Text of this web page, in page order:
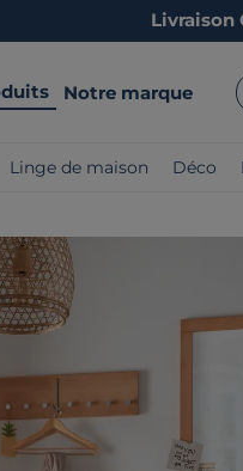
Livraison
Notre marque
Linge de maison Déco